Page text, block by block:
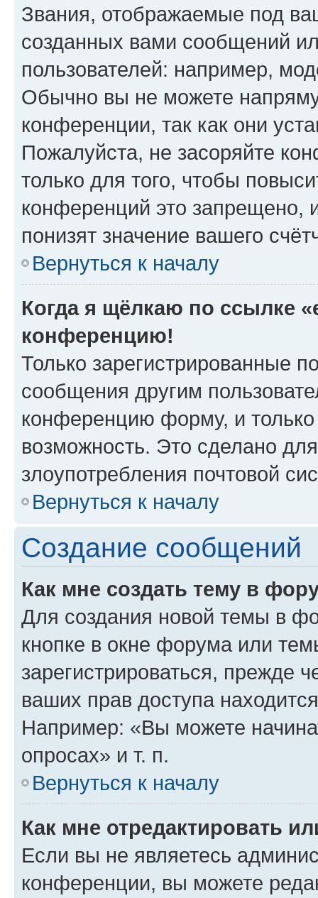
Звания, отображаемые под
созданных вами сообщений
пользователей: например,
Обычно вы не можете
конференции, так как они
Пожалуйста, не засоряйте
только для того, чтобы
конференций это запрещено,
понизят значение вашего
Вернуться к началу
Когда я щёлкаю по ссылке
конференцию!
Только зарегистрированные
сообщения другим
конференцию форму, и
возможность. Это сделано
злоупотребления почтовой
Вернуться к началу
Создание сообщений
Как мне создать тему в
Для создания новой темы в
кнопке в окне форума или
зарегистрироваться, прежде
ваших прав доступа
Например: «Вы можете
опросах» и т. п.
Вернуться к началу
Как мне отредактировать
Если вы не являетесь
конференции, вы можете